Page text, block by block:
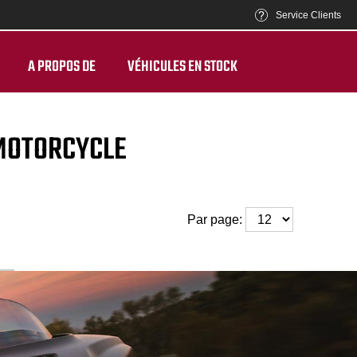
Service Clients
A PROPOS DE VÉHICULES EN STOCK
Par page: